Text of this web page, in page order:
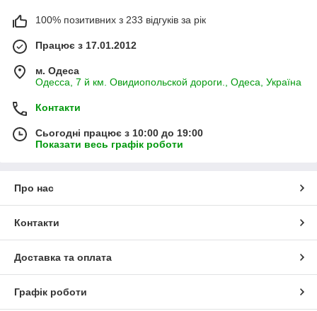
100% позитивних з 233 відгуків за рік
Працює з 17.01.2012
м. Одеса
Одесса, 7 й км. Овидиопольской дороги., Одеса, Україна
Контакти
Сьогодні працює з 10:00 до 19:00
Показати весь графік роботи
Про нас
Контакти
Доставка та оплата
Графік роботи